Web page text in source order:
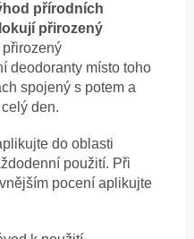
přírodních
přirozený
deodoranty místo toho
spojený s potem a
den.
do oblasti
použití. Při
pocení aplikujte